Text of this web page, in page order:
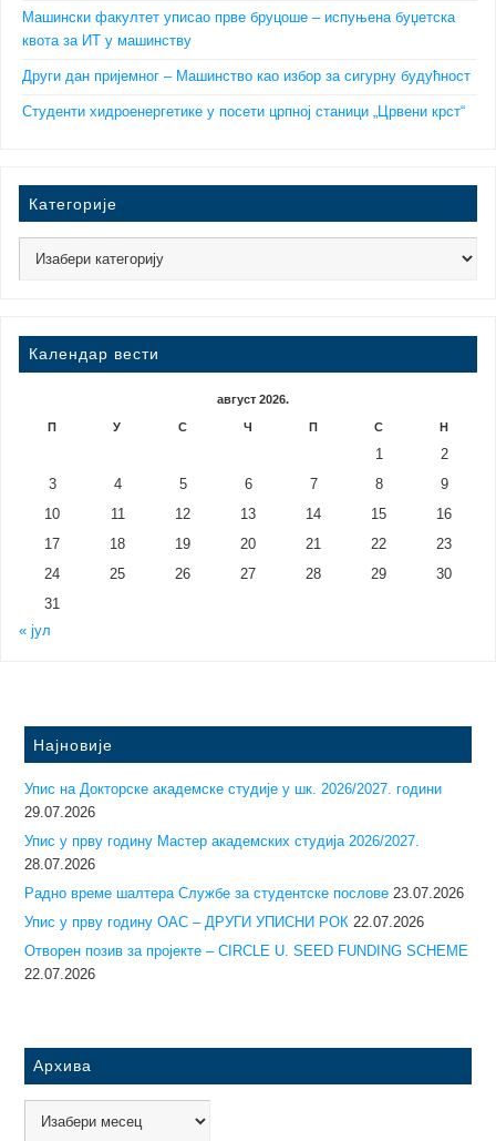
Машински факултет уписао прве бруцоше – испуњена буџетска
квота за ИТ у машинству
Други дан пријемног – Машинство као избор за сигурну будућност
Студенти хидроенергетике у посети црпној станици „Црвени крст“
Категорије
Календар вести
август 2026.
П У С Ч П С Н
1
2
3
4 5 6 7 8
9
10
11 12 13 14 15
16
17
18 19 20 21 22
23
24
25 26 27 28 29
30
31
« јул
Најновије
Упис на Докторске академске студије у шк. 2026/2027. години
29.07.2026
Упис у прву годину Mастер академских студија 2026/2027.
28.07.2026
Радно време шалтера Службе за студентске послове 23.07.2026
Упис у прву годину ОАС – ДРУГИ УПИСНИ РОК 22.07.2026
Отворен позив за пројекте – CIRCLE U. SEED FUNDING SCHEME
22.07.2026
Архива